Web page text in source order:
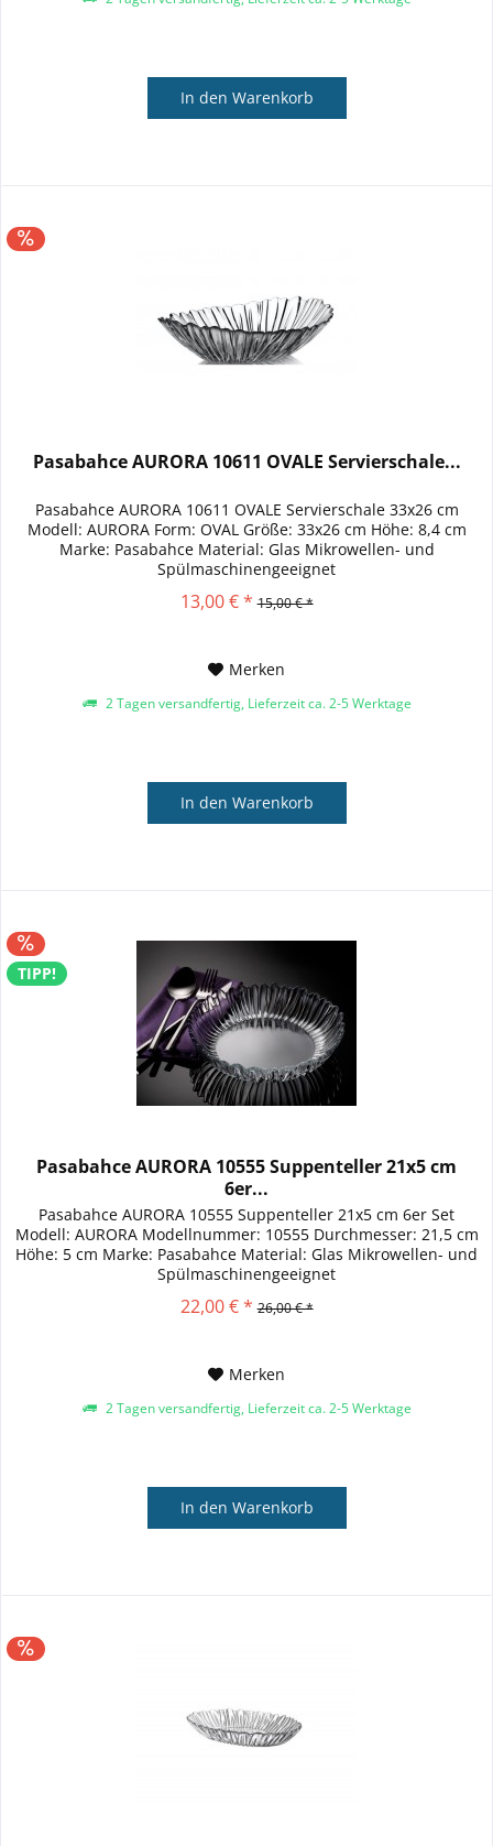
In den Warenkorb
Pasabahce AURORA 10611 OVALE Servierschale...
Pasabahce AURORA 10611 OVALE Servierschale 33x26 cm
Modell: AURORA Form: OVAL Größe: 33x26 cm Höhe: 8,4 cm
Marke: Pasabahce Material: Glas Mikrowellen- und
Spülmaschinengeeignet
13,00 € * 15,00 € *
Merken
2 Tagen versandfertig, Lieferzeit ca. 2-5 Werktage
In den Warenkorb
TIPP!
Pasabahce AURORA 10555 Suppenteller 21x5 cm
6er...
Pasabahce AURORA 10555 Suppenteller 21x5 cm 6er Set
Modell: AURORA Modellnummer: 10555 Durchmesser: 21,5 cm
Höhe: 5 cm Marke: Pasabahce Material: Glas Mikrowellen- und
Spülmaschinengeeignet
22,00 € * 26,00 € *
Merken
2 Tagen versandfertig, Lieferzeit ca. 2-5 Werktage
In den Warenkorb